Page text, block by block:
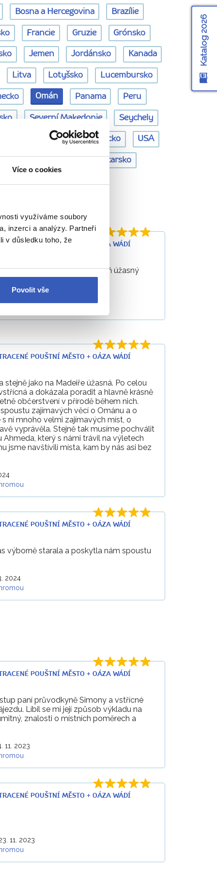
Více o cookies
využíváme soubory
inzerci a analýzy. Partneři
v důsledku toho, že
Povolit vše
Bosna a Hercegovina Brazílie
Francie Gruzie Grónsko
Jemen Jordánsko Kanada
Litva Lotyšsko Lucembursko
Omán Panama Peru
Severní Makedonie Seychely
Tunisko Turecko USA
Švýcarsko
POUŠTNÍ MĚSTO + OÁZA WÁDÍ
profesionál, ale zároveň úžasný
POUŠTNÍ MĚSTO + OÁZA WÁDÍ
stejně jako na Madeiře úžasná. Po celou
a dokázala poradit a hlavně krásně
občerstvení v přírodě během nich.
zajímavých věcí o Ománu a o
ní mnoho velmi zajímavých míst, o
vyprávěla. Stejně tak musíme pochválit
Ahmeda, který s námi trávil na výletech
jsme navštívili místa, kam by nás asi bez
POUŠTNÍ MĚSTO + OÁZA WÁDÍ
výborně starala a poskytla nám spoustu
2024
POUŠTNÍ MĚSTO + OÁZA WÁDÍ
paní průvodkyně Simony a vstřícné
Líbil se mi její způsob výkladu na
znalosti o místních poměrech a
11. 2023
POUŠTNÍ MĚSTO + OÁZA WÁDÍ
11. 2023
Katalog 2026